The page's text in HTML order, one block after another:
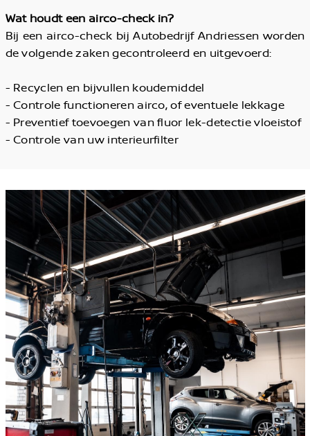
Wat houdt een airco-check in?
Bij een airco-check bij Autobedrijf Andriessen worden
de volgende zaken gecontroleerd en uitgevoerd:
- Recyclen en bijvullen koudemiddel
- Controle functioneren airco, of eventuele lekkage
- Preventief toevoegen van fluor lek-detectie vloeistof
- Controle van uw interieurfilter